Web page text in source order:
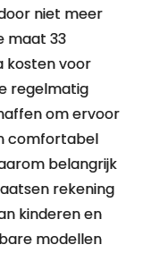
niet meer
maat 33
kosten voor
regelmatig
om ervoor
comfortabel
belangrijk
rekening
kinderen en
modellen